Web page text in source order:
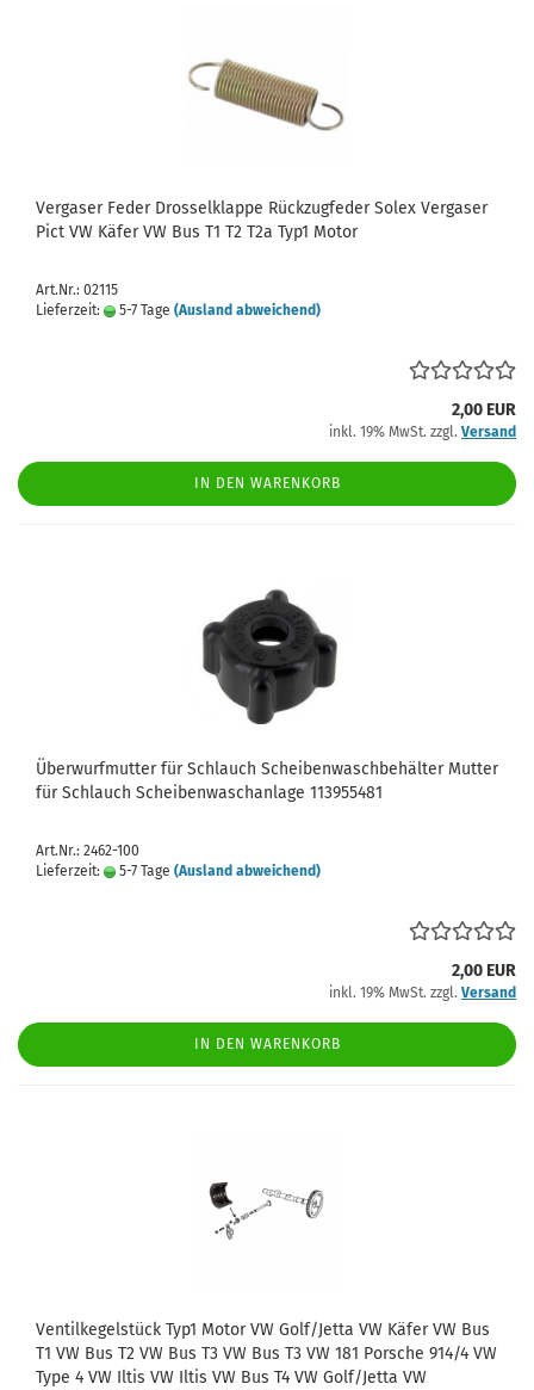
Vergaser Feder Drosselklappe Rückzugfeder Solex Vergaser
Pict VW Käfer VW Bus T1 T2 T2a Typ1 Motor
Art.Nr.: 02115
Lieferzeit:
5-7 Tage (Ausland abweichend)
2,00 EUR
inkl. 19% MwSt. zzgl. Versand
IN DEN WARENKORB
Überwurfmutter für Schlauch Scheibenwaschbehälter Mutter
für Schlauch Scheibenwaschanlage 113955481
Art.Nr.: 2462-100
Lieferzeit:
5-7 Tage (Ausland abweichend)
2,00 EUR
inkl. 19% MwSt. zzgl. Versand
IN DEN WARENKORB
Ventilkegelstück Typ1 Motor VW Golf/Jetta VW Käfer VW Bus
T1 VW Bus T2 VW Bus T3 VW Bus T3 VW 181 Porsche 914/4 VW
Type 4 VW Iltis VW Iltis VW Bus T4 VW Golf/Jetta VW